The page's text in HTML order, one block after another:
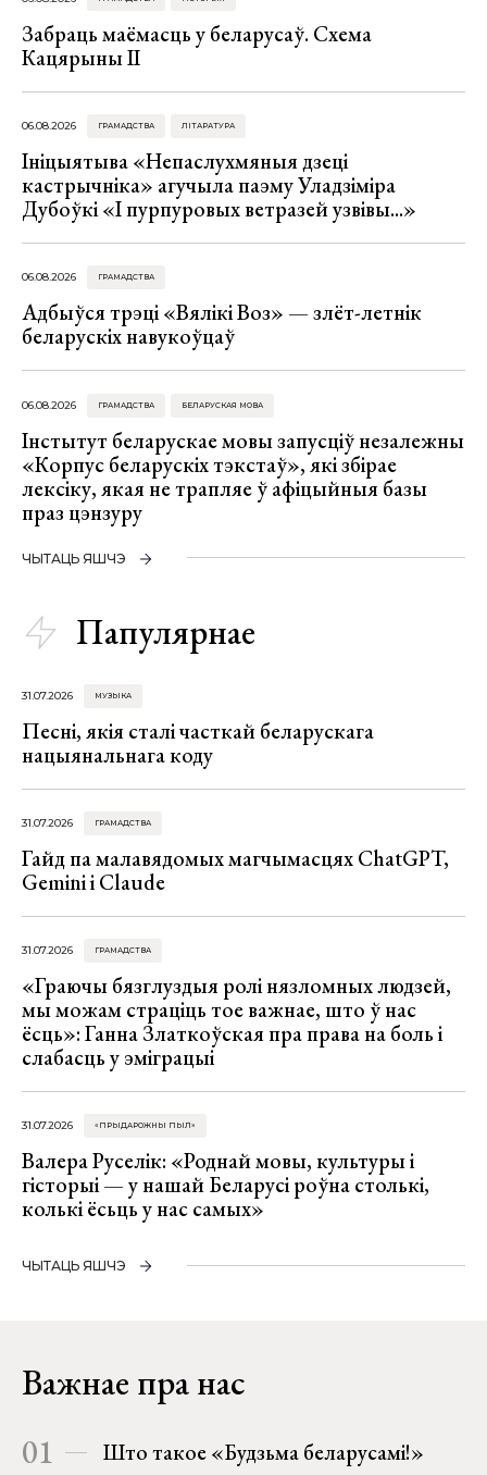
Забраць маёмасць у беларусаў. Схема
Кацярыны ІІ
06.08.2026 ГРАМАДСТВА ЛІТАРАТУРА
Ініцыятыва «Непаслухмяныя дзеці
кастрычніка» агучыла паэму Уладзіміра
Дубоўкі «І пурпуровых ветразей узвівы...»
06.08.2026 ГРАМАДСТВА
Адбыўся трэці «Вялікі Воз» — злёт-летнік
беларускіх навукоўцаў
06.08.2026 ГРАМАДСТВА БЕЛАРУСКАЯ МОВА
Інстытут беларускае мовы запусціў незалежны
«Корпус беларускіх тэкстаў», які збірае
лексіку, якая не трапляе ў афіцыйныя базы
праз цэнзуру
ЧЫТАЦЬ ЯШЧЭ
Папулярнае
31.07.2026 МУЗЫКА
Песні, якія сталі часткай беларускага
нацыянальнага коду
31.07.2026 ГРАМАДСТВА
Гайд па малавядомых магчымасцях ChatGPT,
Gemini і Claude
31.07.2026 ГРАМАДСТВА
«Граючы бязглуздыя ролі нязломных людзей,
мы можам страціць тое важнае, што ў нас
ёсць»: Ганна Златкоўская пра права на боль і
слабасць у эміграцыі
31.07.2026 «ПРЫДАРОЖНЫ ПЫЛ»
Валера Руселік: «Роднай мовы, культуры і
гісторыі — у нашай Беларусі роўна столькі,
колькі ёсьць у нас самых»
ЧЫТАЦЬ ЯШЧЭ
Важнае пра нас
01 Што такое «Будзьма беларусамі!»